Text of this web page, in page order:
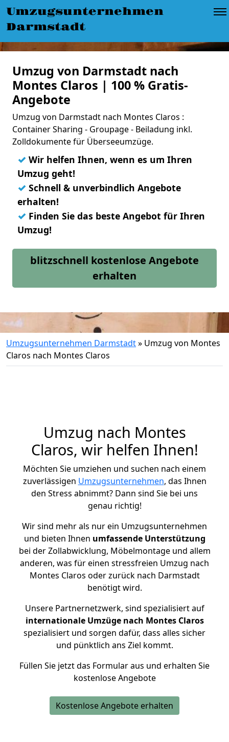
Umzugsunternehmen
Darmstadt
Umzug von Darmstadt nach
Montes Claros | 100 % Gratis-
Angebote
Umzug von Darmstadt nach Montes Claros :
Container Sharing - Groupage - Beiladung inkl.
Zolldokumente für Überseeumzüge.
✓ Wir helfen Ihnen, wenn es um Ihren
Umzug geht!
✓ Schnell & unverbindlich Angebote
erhalten!
✓ Finden Sie das beste Angebot für Ihren
Umzug!
blitzschnell kostenlose Angebote
erhalten
Umzugsunternehmen Darmstadt» Umzug von Montes
Claros nach Montes Claros
Umzug nach Montes
Claros, wir helfen Ihnen!
Möchten Sie umziehen und suchen nach einem
zuverlässigen Umzugsunternehmen, das Ihnen
den Stress abnimmt? Dann sind Sie bei uns
genau richtig!
Wir sind mehr als nur ein Umzugsunternehmen
und bieten Ihnen umfassende Unterstützung
bei der Zollabwicklung, Möbelmontage und allem
anderen, was für einen stressfreien Umzug nach
Montes Claros oder zurück nach Darmstadt
benötigt wird.
Unsere Partnernetzwerk, sind spezialisiert auf
internationale Umzüge nach Montes Claros
spezialisiert und sorgen dafür, dass alles sicher
und pünktlich ans Ziel kommt.
Füllen Sie jetzt das Formular aus und erhalten Sie
kostenlose Angebote
Kostenlose Angebote erhalten